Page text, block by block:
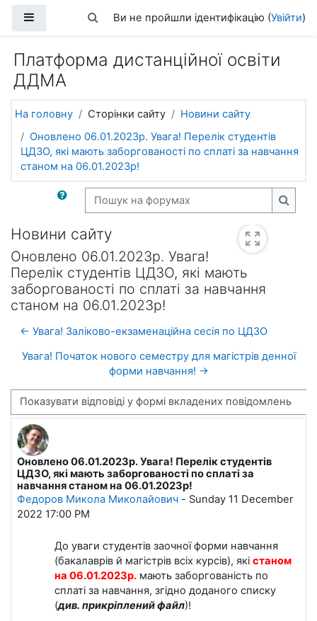
Бокова панельПереключити введення пошуку
Ви не пройшли ідентифікацію (Увійти)
Платформа дистанційної освіти
ДДМА
На головну Сторінки сайту
Новини сайту
Оновлено 06.01.2023р. Увага! Перелік студентів
ЦДЗО, які мають заборгованості по сплаті за навчання
станом на 06.01.2023р!
Пошук на форумах
Новини сайту
Оновлено 06.01.2023р. Увага!
Перелік студентів ЦДЗО, які мають
заборгованості по сплаті за навчання
станом на 06.01.2023р!
← Увага! Заліково-екзаменаційна сесія по ЦДЗО
Увага! Початок нового семестру для магістрів денної
форми навчання! →
Тип показу
Оновлено 06.01.2023р. Увага! Перелік студентів
ЦДЗО, які мають заборгованості по сплаті за
навчання станом на 06.01.2023р!
Федоров Микола Миколайович - Sunday 11 December
2022 17:00 PM
Кількість відповідей: 0
До уваги студентів заочної форми навчання
(бакалаврів й магістрів всіх курсів), які станом
на 06.01.2023р. мають заборгованість по
сплаті за навчання, згідно доданого списку
(див. прикріплений файл)!